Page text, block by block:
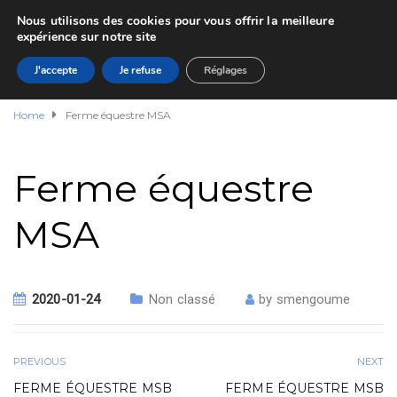
Home Ferme équestre MSA
Ferme équestre
MSA
2020-01-24 Non classé by smengoume
PREVIOUS
FERME ÉQUESTRE MSB
NEXT
FERME ÉQUESTRE MSB
Nous utilisons des cookies pour vous offrir la meilleure
expérience sur notre site
J'accepte Je refuse Réglages